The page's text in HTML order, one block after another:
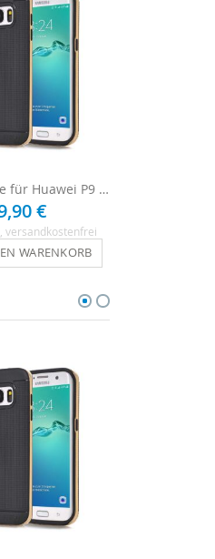
Schutzhülle für Huawei P9 - Schwarz / Gold
€
, versandkostenfrei
WARENKORB